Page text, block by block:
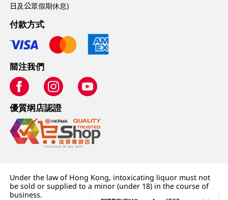
日及公眾假期休息)
付款方式
關注我們
優質纲店認證
Under the law of Hong Kong, intoxicating liquor must not
be sold or supplied to a minor (under 18) in the course of
business.